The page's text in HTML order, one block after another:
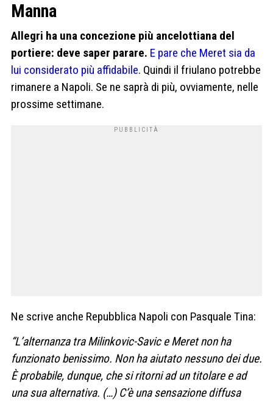
Manna
Allegri ha una concezione più ancelottiana del
portiere: deve saper parare. E pare che Meret sia da
lui considerato più affidabile. Quindi il friulano potrebbe
rimanere a Napoli. Se ne saprà di più, ovviamente, nelle
prossime settimane.
Ne scrive anche Repubblica Napoli con Pasquale Tina:
“L’alternanza tra Milinkovic-Savic e Meret non ha
funzionato benissimo. Non ha aiutato nessuno dei due.
È probabile, dunque, che si ritorni ad un titolare e ad
una sua alternativa. (…) C’è una sensazione diffusa